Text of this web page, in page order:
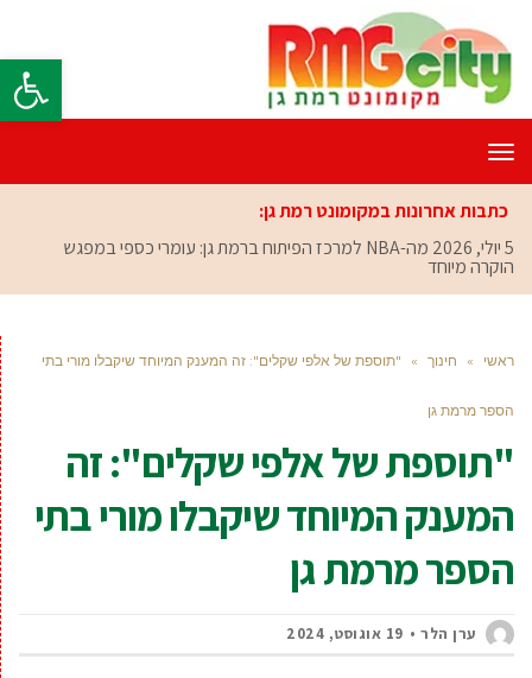
פתח
תפריט
כתבות אחרונות במקומונט רמת גן:
5 יולי, 2026
מה-NBA למרכז הפיתוח ברמת גן: עומרי כספי במפגש
הוקרה מיוחד
ראשי » חינוך » "תוספת של אלפי שקלים": זה המענק המיוחד שיקבלו מורי בתי
הספר מרמת גן
"תוספת של אלפי שקלים": זה
המענק המיוחד שיקבלו מורי בתי
הספר מרמת גן
ערן הלר 19 אוגוסט, 2024